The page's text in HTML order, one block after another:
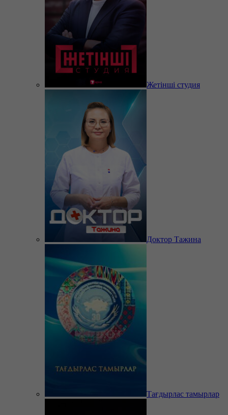
Жетінші студия
Доктор Тажина
Тағдырлас тамырлар